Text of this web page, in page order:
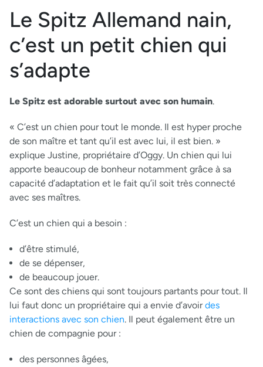
Le Spitz Allemand nain,
c’est un petit chien qui
s’adapte
Le Spitz est adorable surtout avec son humain.
« C’est un chien pour tout le monde. Il est hyper proche
de son maître et tant qu’il est avec lui, il est bien. »
explique Justine, propriétaire d’Oggy. Un chien qui lui
apporte beaucoup de bonheur notamment grâce à sa
capacité d’adaptation et le fait qu’il soit très connecté
avec ses maîtres.
C’est un chien qui a besoin :
d’être stimulé,
de se dépenser,
de beaucoup jouer.
Ce sont des chiens qui sont toujours partants pour tout. Il
lui faut donc un propriétaire qui a envie d’avoirdes
interactions avec son chien. Il peut également être un
chien de compagnie pour :
des personnes âgées,